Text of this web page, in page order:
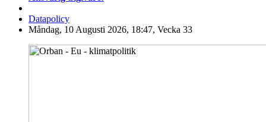
Datapolicy
Måndag, 10 Augusti 2026, 18:47, Vecka 33